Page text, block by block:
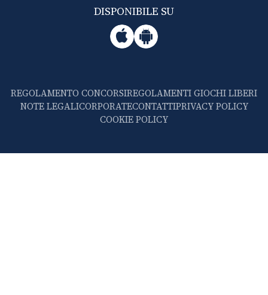
DISPONIBILE SU
REGOLAMENTO CONCORSIREGOLAMENTI GIOCHI LIBERI
NOTE LEGALICORPORATECONTATTIPRIVACY POLICY
COOKIE POLICY